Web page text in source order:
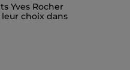
Yves Rocher
choix dans